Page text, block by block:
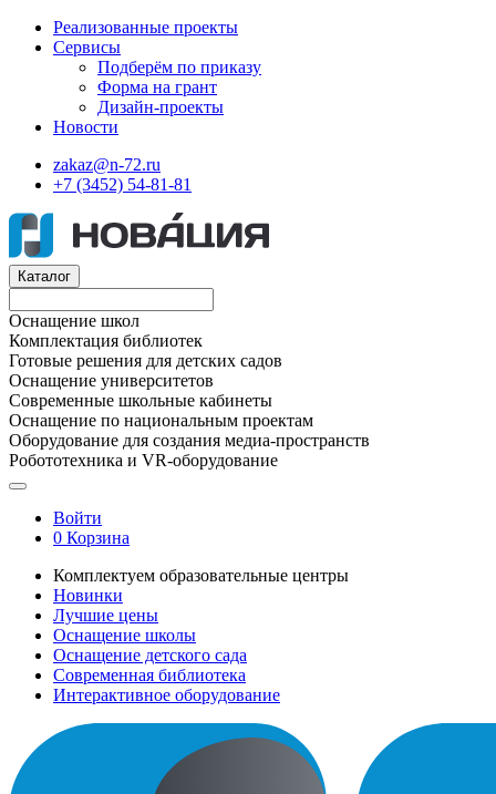
Реализованные проекты
Сервисы
Подберём по приказу
Форма на грант
Дизайн-проекты
Новости
zakaz@n-72.ru
+7 (3452) 54-81-81
Каталог
Оснащение школ
Комплектация библиотек
Готовые решения для детских садов
Оснащение университетов
Современные школьные кабинеты
Оснащение по национальным проектам
Оборудование для создания медиа-пространств
Робототехника и VR-оборудование
Войти
0 Корзина
Комплектуем образовательные центры
Новинки
Лучшие цены
Оснащение школы
Оснащение детского сада
Современная библиотека
Интерактивное оборудование